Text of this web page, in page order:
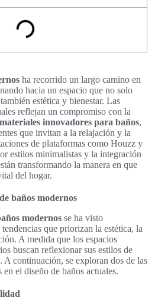
ha recorrido un largo camino en
hacia un espacio que no solo
estética y bienestar. Las
reflejan un compromiso con la
materiales innovadores para baños,
que invitan a la relajación y la
de plataformas como Houzz y
estilos minimalistas y la integración
transformando la manera en que
del hogar.
baños modernos
modernos se ha visto
que priorizan la estética, la
A medida que los espacios
buscan reflexionar sus estilos de
A continuación, se exploran dos de las
en el diseño de baños actuales.